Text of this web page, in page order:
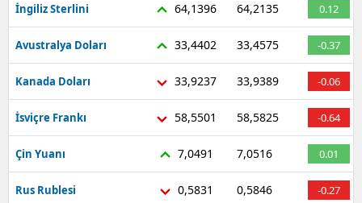
İngiliz Sterlini 64,1396 64,2135 0.12
Avustralya Doları 33,4402 33,4575 -0.37
Kanada Doları 33,9237 33,9389 -0.06
İsviçre Frankı 58,5501 58,5825 -0.64
Çin Yuanı 7,0491 7,0516 0.01
Rus Rublesi 0,5831 0,5846 -0.27